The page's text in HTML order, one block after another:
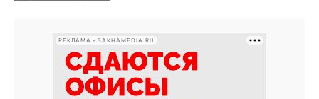
РЕКЛАМА • SAKHAMEDIA.RU